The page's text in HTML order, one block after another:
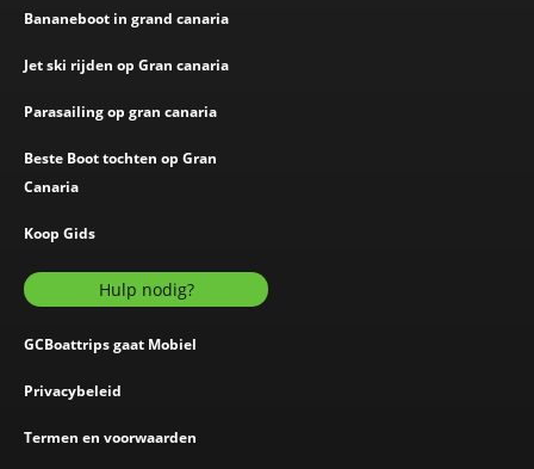
Bananeboot in grand canaria
Jet ski rijden op Gran canaria
Parasailing op gran canaria
Beste Boot tochten op Gran
Canaria
Koop Gids
Hulp nodig?
GCBoattrips gaat Mobiel
Privacybeleid
Termen en voorwaarden